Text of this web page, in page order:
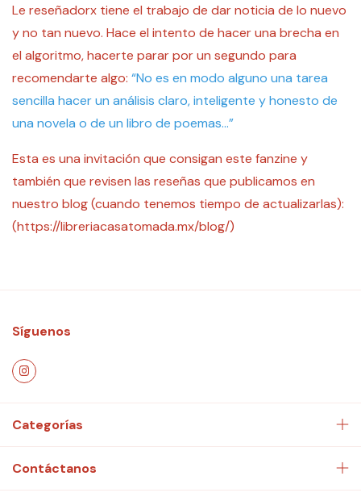
Le reseñadorx tiene el trabajo de dar noticia de lo nuevo
y no tan nuevo. Hace el intento de hacer una brecha en
el algoritmo, hacerte parar por un segundo para
recomendarte algo: “No es en modo alguno una tarea
sencilla hacer un análisis claro, inteligente y honesto de
una novela o de un libro de poemas…”
Esta es una invitación que consigan este fanzine y
también que revisen las reseñas que publicamos en
nuestro blog (cuando tenemos tiempo de actualizarlas):
(https://libreriacasatomada.mx/blog/)
Síguenos
Categorías
Contáctanos